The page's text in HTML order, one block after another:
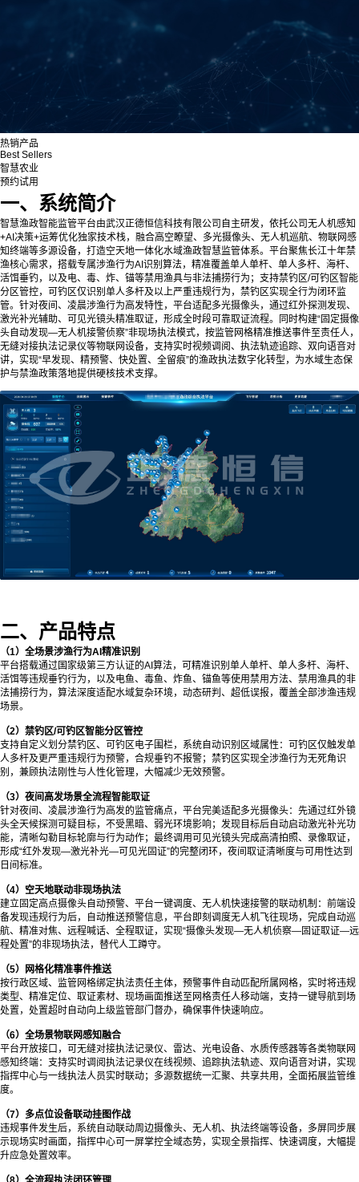
热销产品
Best Sellers
智慧农业
预约试用
一、系统简介
智慧渔政智能监管平台由武汉正德恒信科技有限公司自主研发，依托公司无人机感知
+AI决策+运筹优化独家技术栈，融合高空瞭望、多光摄像头、无人机巡航、物联网感
知终端等多源设备，打造空天地一体化水域渔政智慧监管体系。平台聚焦长江十年禁
渔核心需求，搭载专属涉渔行为AI识别算法，精准覆盖单人单杆、单人多杆、海杆、
活饵垂钓，以及电、毒、炸、锚等禁用渔具与非法捕捞行为；支持禁钓区/可钓区智能
分区管控，可钓区仅识别单人多杆及以上严重违规行为，禁钓区实现全行为闭环监
管。针对夜间、凌晨涉渔行为高发特性，平台适配多光摄像头，通过红外探测发现、
激光补光辅助、可见光镜头精准取证，形成全时段可靠取证流程。同时构建“固定摄像
头自动发现—无人机接警侦察”非现场执法模式，按监管网格精准推送事件至责任人，
无缝对接执法记录仪等物联网设备，支持实时视频调阅、执法轨迹追踪、双向语音对
讲，实现“早发现、精预警、快处置、全留痕”的渔政执法数字化转型，为水域生态保
护与禁渔政策落地提供硬核技术支撑。
二、产品特点
（1）全场景涉渔行为AI精准识别
平台搭载通过国家级第三方认证的AI算法，可精准识别单人单杆、单人多杆、海杆、
活饵等违规垂钓行为，以及电鱼、毒鱼、炸鱼、锚鱼等使用禁用方法、禁用渔具的非
法捕捞行为，算法深度适配水域复杂环境，动态研判、超低误报，覆盖全部涉渔违规
场景。
（2）禁钓区/可钓区智能分区管控
支持自定义划分禁钓区、可钓区电子围栏，系统自动识别区域属性：可钓区仅触发单
人多杆及更严重违规行为预警，合规垂钓不报警；禁钓区实现全涉渔行为无死角识
别，兼顾执法刚性与人性化管理，大幅减少无效预警。
（3）夜间高发场景全流程智能取证
针对夜间、凌晨涉渔行为高发的监管痛点，平台完美适配多光摄像头：先通过红外镜
头全天候探测可疑目标，不受黑暗、弱光环境影响；发现目标后自动启动激光补光功
能，清晰勾勒目标轮廓与行为动作；最终调用可见光镜头完成高清拍照、录像取证，
形成“红外发现—激光补光—可见光固证”的完整闭环，夜间取证清晰度与可用性达到
日间标准。
（4）空天地联动非现场执法
建立固定高点摄像头自动预警、平台一键调度、无人机快速接警的联动机制：前端设
备发现违规行为后，自动推送预警信息，平台即刻调度无人机飞往现场，完成自动巡
航、精准对焦、远程喊话、全程取证，实现“摄像头发现—无人机侦察—固证取证—远
程处置”的非现场执法，替代人工蹲守。
（5）网格化精准事件推送
按行政区域、监管网格绑定执法责任主体，预警事件自动匹配所属网格，实时将违规
类型、精准定位、取证素材、现场画面推送至网格责任人移动端，支持一键导航到场
处置，处置超时自动向上级监管部门督办，确保事件快速响应。
（6）全场景物联网感知融合
平台开放接口，可无缝对接执法记录仪、雷达、光电设备、水质传感器等各类物联网
感知终端：支持实时调阅执法记录仪在线视频、追踪执法轨迹、双向语音对讲，实现
指挥中心与一线执法人员实时联动；多源数据统一汇聚、共享共用，全面拓展监管维
度。
（7）多点位设备联动挂图作战
违规事件发生后，系统自动联动周边摄像头、无人机、执法终端等设备，多屏同步展
示现场实时画面，指挥中心可一屏掌控全域态势，实现全景指挥、快速调度，大幅提
升应急处置效率。